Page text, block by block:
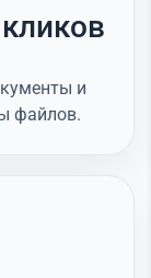
и
файлов.